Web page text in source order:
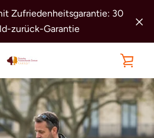
Zufriedenheitsgarantie: 30
zurück-Garantie